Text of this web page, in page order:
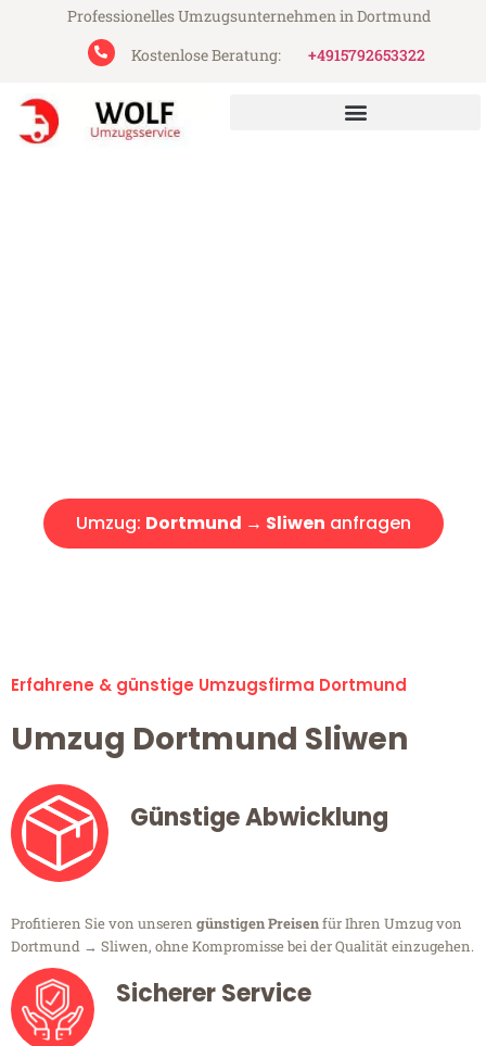
Professionelles Umzugsunternehmen in Dortmund
Kostenlose Beratung:
+4915792653322
Umzug: Dortmund → Sliwen anfragen
Erfahrene & günstige Umzugsfirma Dortmund
Umzug Dortmund Sliwen
Günstige Abwicklung
Profitieren Sie von unseren günstigen Preisenfür Ihren Umzug von
Dortmund → Sliwen, ohne Kompromisse bei der Qualität einzugehen.
Sicherer Service